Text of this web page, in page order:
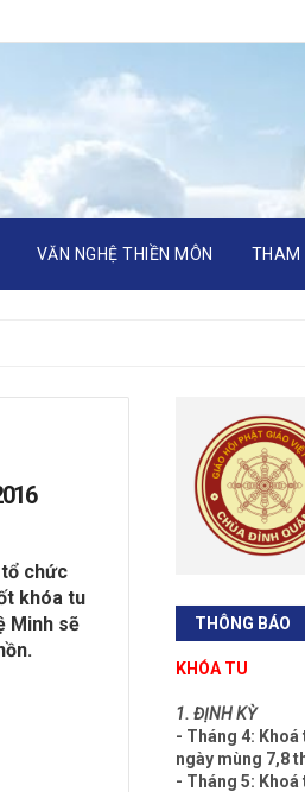
VĂN NGHỆ THIỀN MÔN THAM
chức
khóa tu
Minh sẽ
THÔNG BÁO
KHÓA TU
1. ĐỊNH KỲ
- Tháng 4:
ngày mùng 7,8
- Tháng 5: Khoá